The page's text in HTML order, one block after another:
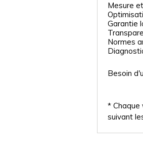
Mesure
Garantie
Normes
Besoin
* Chaque
suivant